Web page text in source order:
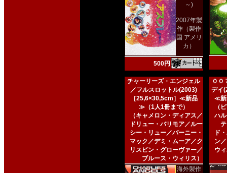
～)
2007年製
作（製作
国 アメリ
カ）
500円
チャーリーズ・エンジェル
／フルスロットル(2003)
［25,6×30,5cm］≪新品
≫（1人1冊まで）
（キャメロン・ディアス／
ドリュー・バリモア／ルー
シー・リュー／バーニー・
マック／デミ・ムーア／ク
リスピン・グローヴァー／
ブルース・ウィリス）
海外製作
００
デイ
≪新
（
ハ
ド
ン
ウ